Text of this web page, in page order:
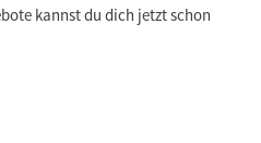
kannst du dich jetzt schon